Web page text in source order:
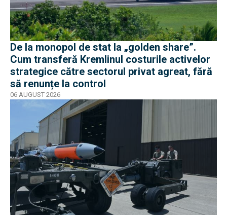
De la monopol de stat la „golden share”.
Cum transferă Kremlinul costurile activelor
strategice către sectorul privat agreat, fără
să renunțe la control
06 AUGUST 2026